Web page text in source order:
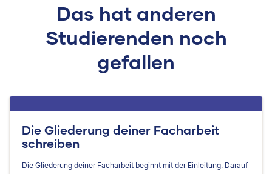
Das hat anderen
Studierenden noch
gefallen
Die Gliederung deiner Facharbeit
schreiben
Die Gliederung deiner Facharbeit beginnt mit der Einleitung. Darauf